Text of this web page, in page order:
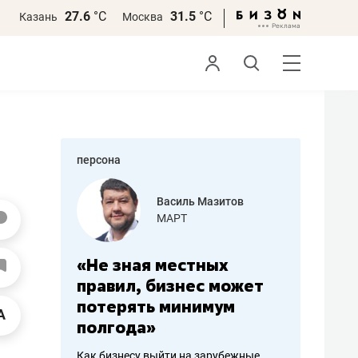
Казань 27.6 °С Москва 31.5 °С
персона
работа
Василь Мазитов
МАРТ
«Не зная местных
правил, бизнес может
потерять минимум
полгода»